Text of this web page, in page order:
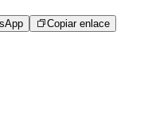
Copiar enlace